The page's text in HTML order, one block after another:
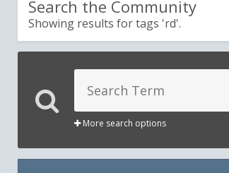
Search the Community
Showing results for tags 'rd'.
More search options